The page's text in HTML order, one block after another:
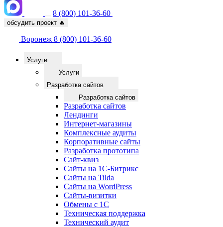
8 (800) 101-36-60
обсудить проект 🔥
Воронеж 8 (800) 101-36-60
Услуги
Услуги
Разработка сайтов
Разработка сайтов
Разработка сайтов
Лендинги
Интернет-магазины
Комплексные аудиты
Корпоративные сайты
Разработка прототипа
Сайт-квиз
Сайты на 1С-Битрикс
Сайты на Tilda
Сайты на WordPress
Сайты-визитки
Обмены с 1С
Техническая поддержка
Технический аудит